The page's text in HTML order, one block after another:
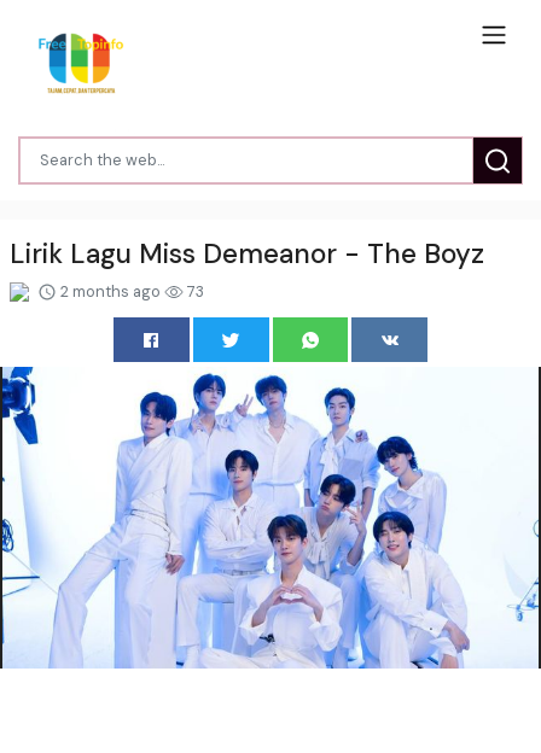
Lirik Lagu Miss Demeanor - The Boyz
2 months ago 73